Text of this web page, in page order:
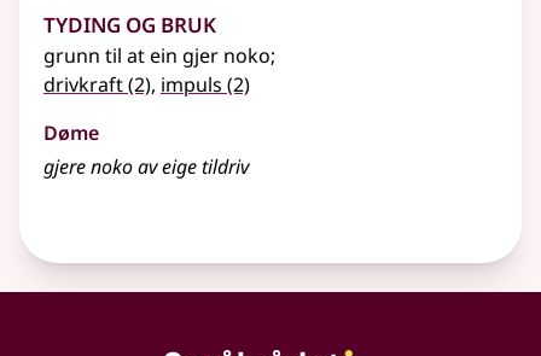
Tyding og bruk
grunn til at ein gjer noko;
drivkraft(2), impuls (2)
Døme
gjere noko av eige tildriv